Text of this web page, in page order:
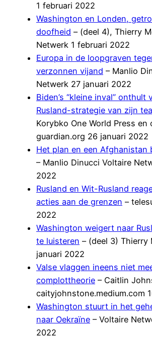
1 februari 2022
Washington en Londen,
doofheid – (deel 4), Thierry
Netwerk 1 februari 2022
Europa in de loopgraven
verzonnen vijand – Manlio
Netwerk 27 januari 2022
Biden’s “kleine inval” onthult
Rusland-strategie van zijn
Korybko One World Press en
guardian.org 26 januari 2022
Het plan en een Afghanistan
– Manlio Dinucci Voltaire
2022
Rusland en Wit-Rusland
acties aan de grenzen –
2022
Washington weigert naar
te luisteren – (deel 3) Thierry
januari 2022
Valse vlaggen ineens niet
complottheorie – Caitlin
caityjohnstone.medium.com
Washington stuurt in het
naar Oekraïne – Voltaire
2022